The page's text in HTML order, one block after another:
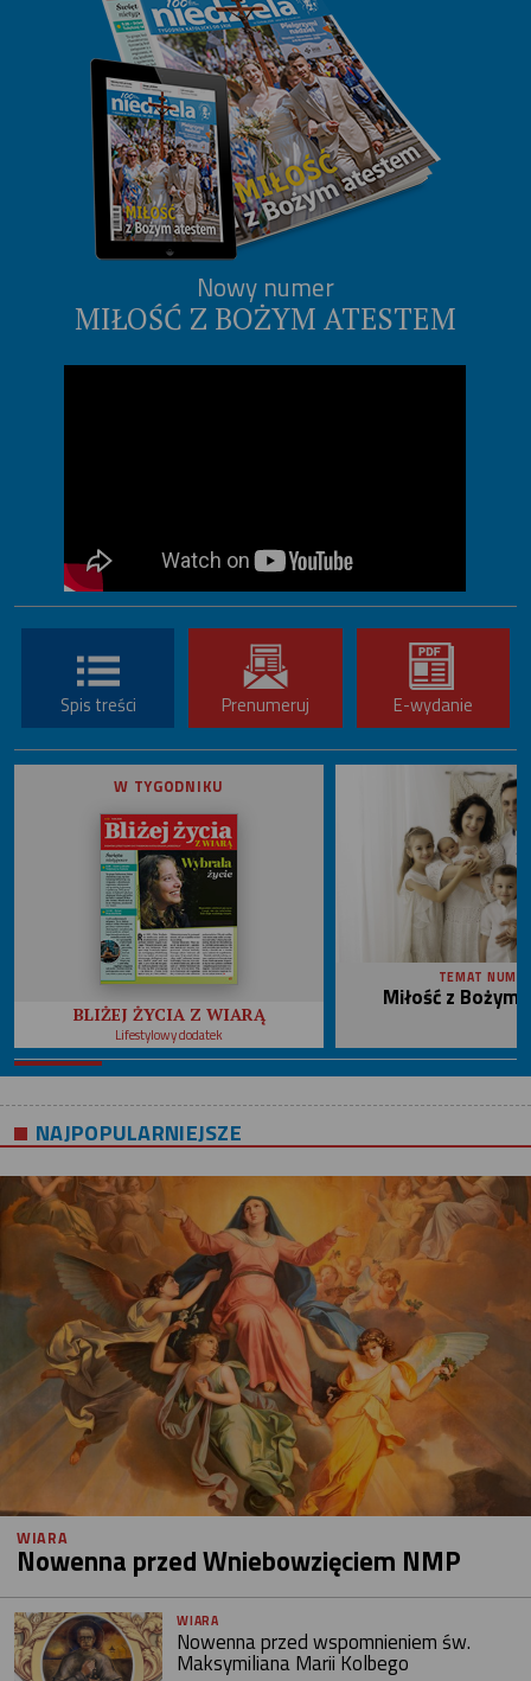
Nowy numer
MIŁOŚĆ Z BOŻYM ATESTEM
Spis treści Prenumeruj E-wydanie
W TYGODNIKU
BLIŻEJ ŻYCIA Z WIARĄ
Lifestylowy dodatek
TEMAT
Miłość z
NAJPOPULARNIEJSZE
WIARA
Nowenna przed Wniebowzięciem NMP
WIARA
Nowenna przed wspomnieniem św.
Maksymiliana Marii Kolbego